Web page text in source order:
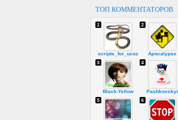
ТОП КОММЕНТАТОРОВ
scripts_for_ucoz
1
Apocalypse
2
Black-Yellow
3
Pashkovskyi
4
5 6